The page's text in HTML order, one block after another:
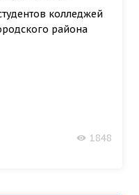
колледжей
района
1848